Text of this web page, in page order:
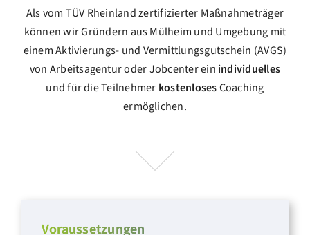
Als vom TÜV Rheinland zertifizierter Maßnahmeträger
können wir Gründern aus Mülheim und Umgebung mit
einem Aktivierungs- und Vermittlungsgutschein (AVGS)
von Arbeitsagentur oder Jobcenter ein individuelles
und für die Teilnehmer kostenlosesCoaching
ermöglichen.
Voraussetzungen